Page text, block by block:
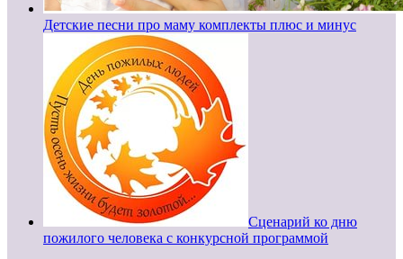
Детские песни про маму комплекты плюс и минус
Сценарий ко дню
пожилого человека с конкурсной программой